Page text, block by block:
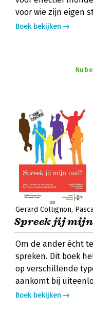
voor wie zijn eigen
Boek bekijken
Nu
Gerard Collignon
Spreek jij
Om de ander écht
spreken. Dit boek
op verschillende
aankomt bij
Boek bekijken